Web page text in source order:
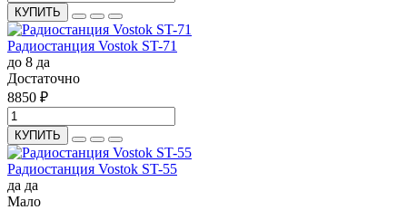
КУПИТЬ
Радиостанция Vostok ST-71
до 8 да
Достаточно
8850 ₽
КУПИТЬ
Радиостанция Vostok ST-55
да да
Мало